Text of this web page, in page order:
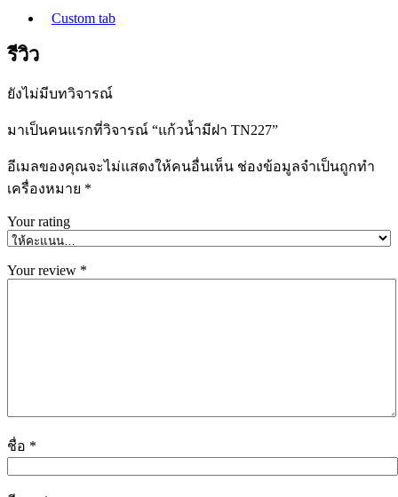
Custom tab
รีวิว
ยังไม่มีบทวิจารณ์
มาเป็นคนแรกที่วิจารณ์ “แก้วน้ำมีฝา TN227”
อีเมลของคุณจะไม่แสดงให้คนอื่นเห็น ช่องข้อมูลจำเป็นถูกทำ
เครื่องหมาย *
Your rating
Your review *
ชื่อ *